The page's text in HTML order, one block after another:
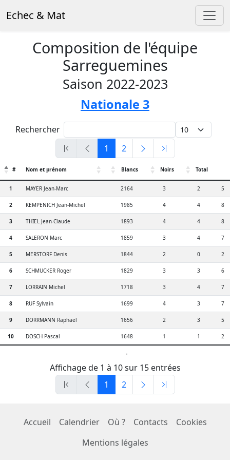
Echec & Mat
Composition de l'équipe
Sarreguemines
Saison 2022-2023
Nationale 3
Rechercher
1
2
# Nom et prénom Blancs Noirs Total
1 MAYER Jean-Marc 2164 3 2 5
2 KEMPENICH Jean-Michel 1985 4 4 8
3 THIEL Jean-Claude 1893 4 4 8
4 SALERON Marc 1859 3 4 7
5 MERSTORF Denis 1844 2 0 2
6 SCHMUCKER Roger 1829 3 3 6
7 LORRAIN Michel 1718 3 4 7
8 RUF Sylvain 1699 4 3 7
9 DORRMANN Raphael 1656 2 3 5
10 DOSCH Pascal 1648 1 1 2
-
Affichage de 1 à 10 sur 15 entrées
1
2
Accueil Calendrier Où ? Contacts
Cookies
Mentions légales